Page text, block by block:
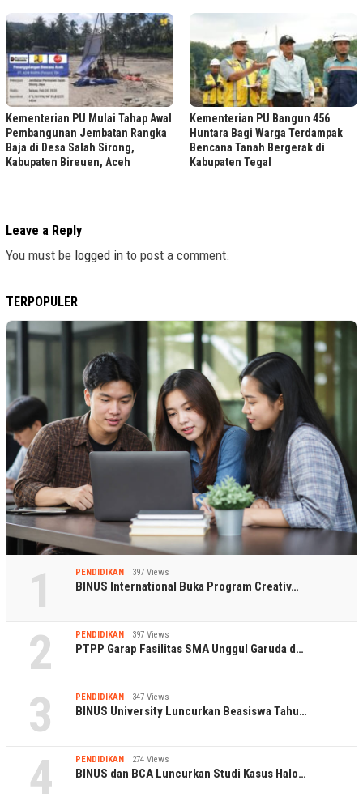
Kementerian PU Mulai Tahap Awal
Pembangunan Jembatan Rangka
Baja di Desa Salah Sirong,
Kabupaten Bireuen, Aceh
Kementerian PU Bangun 456
Huntara Bagi Warga Terdampak
Bencana Tanah Bergerak di
Kabupaten Tegal
Leave a Reply
You must be logged in to post a comment.
TERPOPULER
1 PENDIDIKAN 397 Views
BINUS International Buka Program Creativ…
2 PENDIDIKAN 397 Views
PTPP Garap Fasilitas SMA Unggul Garuda d…
3 PENDIDIKAN 347 Views
BINUS University Luncurkan Beasiswa Tahu…
4 PENDIDIKAN 274 Views
BINUS dan BCA Luncurkan Studi Kasus Halo…